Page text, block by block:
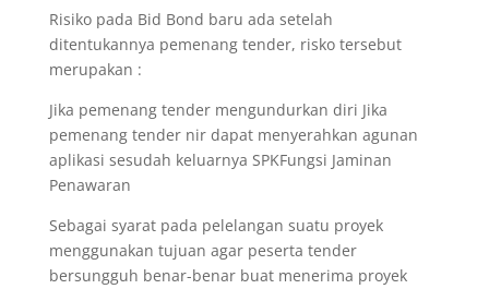
Risiko pada Bid Bond baru ada setelah
ditentukannya pemenang tender, risko tersebut
merupakan :
Jika pemenang tender mengundurkan diri Jika
pemenang tender nir dapat menyerahkan agunan
aplikasi sesudah keluarnya SPKFungsi Jaminan
Penawaran
Sebagai syarat pada pelelangan suatu proyek
menggunakan tujuan agar peserta tender
bersungguh benar-benar buat menerima proyek